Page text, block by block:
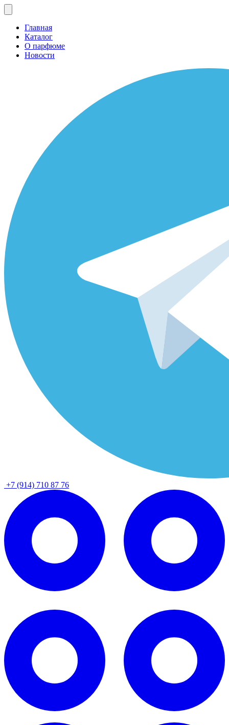
Главная
Каталог
О парфюме
Новости
+7 (914) 710 87 76